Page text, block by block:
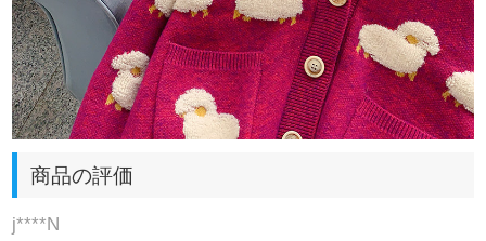
商品の評価
j****N